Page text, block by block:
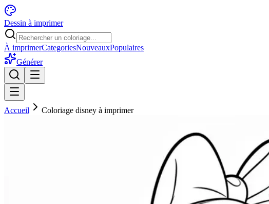
Dessin à imprimer
À imprimerCategoriesNouveauxPopulaires
Générer
Accueil Coloriage disney à imprimer